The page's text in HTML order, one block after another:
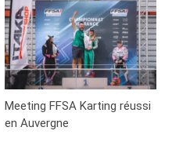
Meeting FFSA Karting réussi
en Auvergne